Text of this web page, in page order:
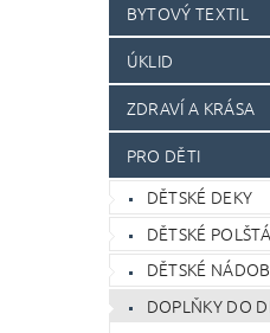
BYTOVÝ TEXTIL
ÚKLID
ZDRAVÍ A KRÁSA
PRO DĚTI
DĚTSKÉ DEKY
DĚTSKÉ
DĚTSKÉ
DOPLŇKY DO